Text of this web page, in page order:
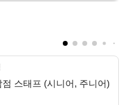
스태프 (시니어, 주니어)